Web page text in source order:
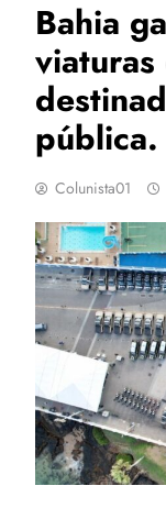
Bahia
pública.
Colunista01